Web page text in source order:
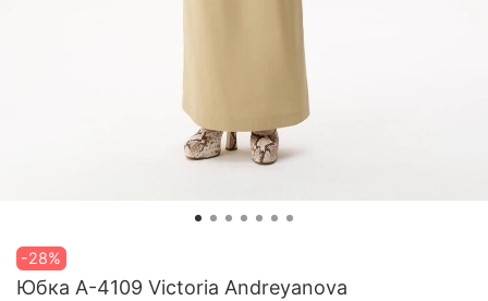
-28%
Юбка A-4109 Victoria Andreyanova